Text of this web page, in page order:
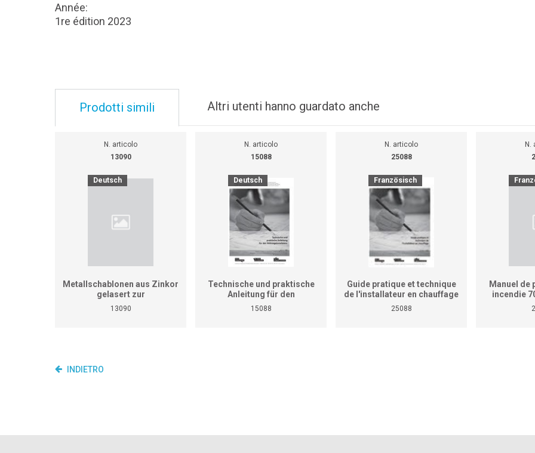
Année:
1re édition 2023
Prodotti simili Altri utenti hanno guardato anche
N. articolo
13090
Deutsch
Metallschablonen aus Zinkor
gelasert zur
Aufgabensammlung für
überbetriebliche Kurse
Übungsstücke)
13090
N. articolo
15088
Deutsch
Technische und praktische
Anleitung für den
Heizungsinstallateur (ersetzt
nicht den praktischen
15088
N. articolo
25088
Französisch
Guide pratique et technique
de l'installateur en chauffage
(Ne remplace pas le manuel
de travaux pratiques pour
25088
N.
Manuel de
incendie
INDIETRO